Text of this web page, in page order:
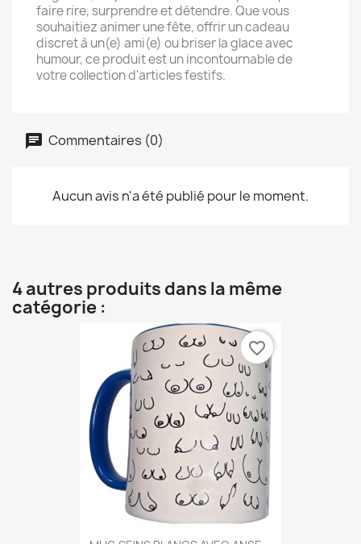
faire rire, surprendre et détendre. Que vous
souhaitiez animer une fête, offrir un cadeau
discret à un(e) ami(e) ou briser la glace avec
humour, ce produit est un incontournable de
votre collection d'articles festifs.
Commentaires (0)
Aucun avis n'a été publié pour le moment.
4 autres produits dans la même
catégorie :
favorite_border